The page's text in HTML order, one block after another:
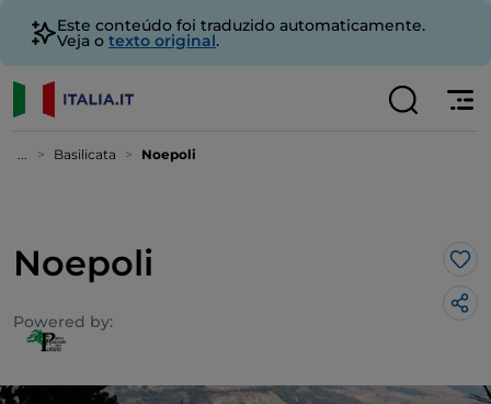
Este conteúdo foi traduzido automaticamente.
Veja o texto original.
... Basilicata Noepoli
Noepoli
Powered by: